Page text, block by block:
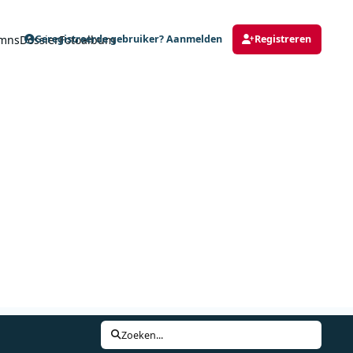
DossierFotoalbum
Geregistreerde gebruiker? Aanmelden Registreren
Zoeken...